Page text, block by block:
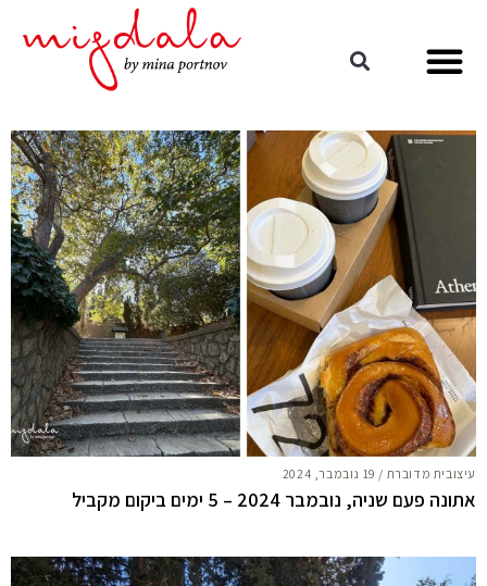
עיצובית מדוברת / 19 נובמבר, 2024
אתונה פעם שניה, נובמבר 2024 – 5 ימים ביקום מקביל